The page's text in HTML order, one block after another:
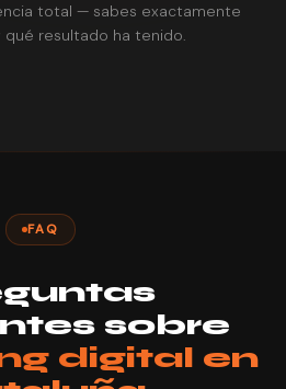
total — sabes exactamente
resultado ha tenido.
FAQ
sobre
digital en